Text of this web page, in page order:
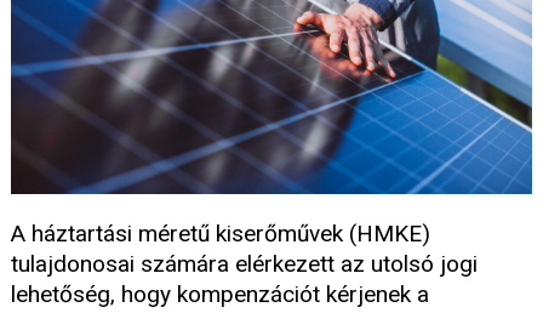
A háztartási méretű kiserőművek (HMKE)
tulajdonosai számára elérkezett az utolsó jogi
lehetőség, hogy kompenzációt kérjenek a